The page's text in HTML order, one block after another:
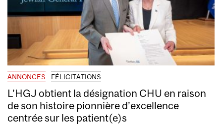
ANNONCES FÉLICITATIONS
L’HGJ obtient la désignation CHU en raison
de son histoire pionnière d’excellence
centrée sur les patient(e)s